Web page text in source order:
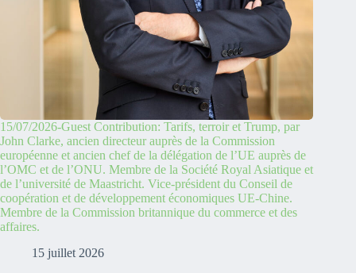
15/07/2026-Guest Contribution: Tarifs, terroir et Trump, par
John Clarke, ancien directeur auprès de la Commission
européenne et ancien chef de la délégation de l’UE auprès de
l’OMC et de l’ONU. Membre de la Société Royal Asiatique et
de l’université de Maastricht. Vice-président du Conseil de
coopération et de développement économiques UE-Chine.
Membre de la Commission britannique du commerce et des
affaires.
15 juillet 2026